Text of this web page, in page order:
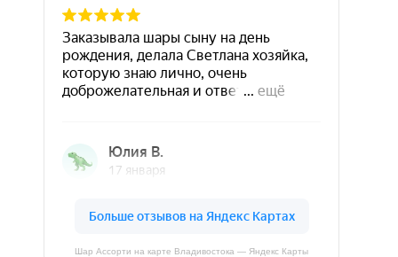
Шар Ассорти на карте Владивостока — Яндекс Карты